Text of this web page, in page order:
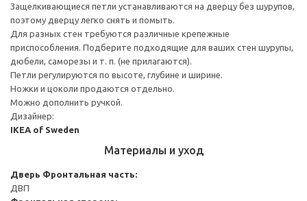
Защелкивающиеся петли устанавливаются на дверцу без шурупов,
поэтому дверцу легко снять и помыть.
Для разных стен требуются различные крепежные
приспособления. Подберите подходящие для ваших стен шурупы,
дюбели, саморезы и т. п. (не прилагаются).
Петли регулируются по высоте, глубине и ширине.
Ножки и цоколи продаются отдельно.
Можно дополнить ручкой.
Дизайнер:
IKEA of Sweden
Материалы и уход
Дверь Фронтальная часть:
ДВП